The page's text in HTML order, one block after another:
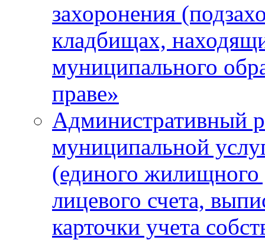
захоронения
кладбищах,
муниципального
праве»
Административный
муниципальной
(единого жилищного
лицевого счета,
карточки учета